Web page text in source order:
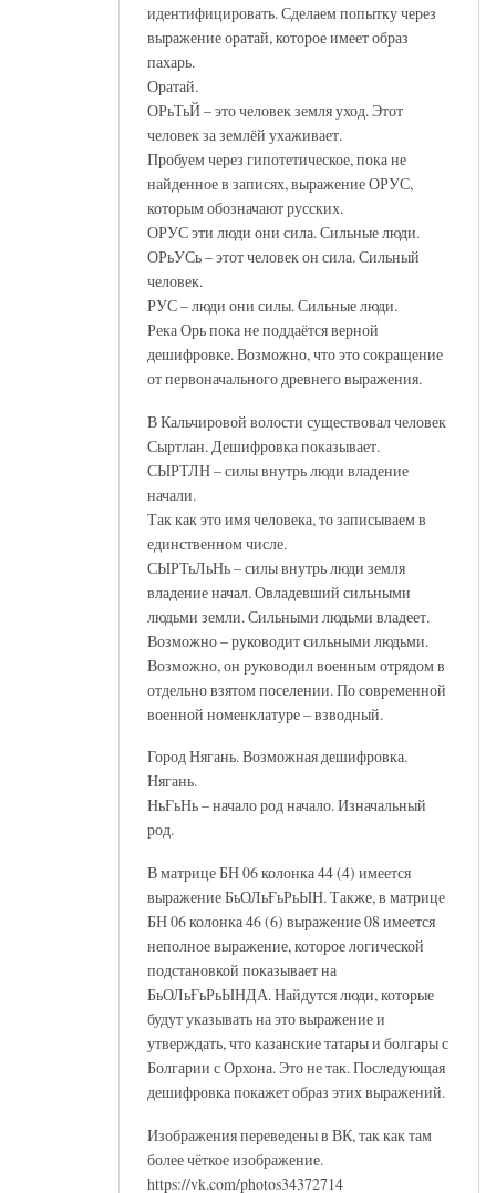
идентифицировать. Сделаем попытку через
выражение оратай, которое имеет образ
пахарь.
Оратай.
ОРьТьЙ – это человек земля уход. Этот
человек за землёй ухаживает.
Пробуем через гипотетическое, пока не
найденное в записях, выражение ОРУС,
которым обозначают русских.
ОРУС эти люди они сила. Сильные люди.
ОРьУСь – этот человек он сила. Сильный
человек.
РУС – люди они силы. Сильные люди.
Река Орь пока не поддаётся верной
дешифровке. Возможно, что это сокращение
от первоначального древнего выражения.
В Кальчировой волости существовал человек
Сыртлан. Дешифровка показывает.
СЫРТЛН – силы внутрь люди владение
начали.
Так как это имя человека, то записываем в
единственном числе.
СЫРТьЛьНь – силы внутрь люди земля
владение начал. Овладевший сильными
людьми земли. Сильными людьми владеет.
Возможно – руководит сильными людьми.
Возможно, он руководил военным отрядом в
отдельно взятом поселении. По современной
военной номенклатуре – взводный.
Город Нягань. Возможная дешифровка.
Нягань.
НьҒьНь – начало род начало. Изначальный
род.
В матрице БН 06 колонка 44 (4) имеется
выражение БьОЛьҒьРьЫН. Также, в матрице
БН 06 колонка 46 (6) выражение 08 имеется
неполное выражение, которое логической
подстановкой показывает на
БьОЛьҒьРьЫНДА. Найдутся люди, которые
будут указывать на это выражение и
утверждать, что казанские татары и болгары с
Болгарии с Орхона. Это не так. Последующая
дешифровка покажет образ этих выражений.
Изображения переведены в ВК, так как там
более чёткое изображение.
https://vk.com/photos34372714